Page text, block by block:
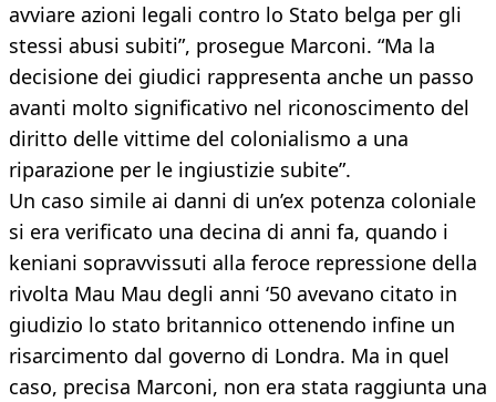
avviare azioni legali contro lo Stato belga per gli
stessi abusi subiti”, prosegue Marconi. “Ma la
decisione dei giudici rappresenta anche un passo
avanti molto significativo nel riconoscimento del
diritto delle vittime del colonialismo a una
riparazione per le ingiustizie subite”.
Un caso simile ai danni di un’ex potenza coloniale
si era verificato una decina di anni fa, quando i
keniani sopravvissuti alla feroce repressione della
rivolta Mau Mau degli anni ‘50 avevano citato in
giudizio lo stato britannico ottenendo infine un
risarcimento dal governo di Londra. Ma in quel
caso, precisa Marconi, non era stata raggiunta una